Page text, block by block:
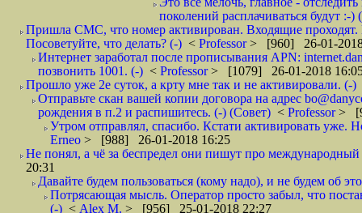
поколений расплачиваться будут :-)
Пришла СМС, что номер активирован. Входящие проходят.
Посоветуйте, что делать? (-) < Professor> [960] 26-01-
Интернет заработал после прописывания APN:
позвонить 1001. (-) < Professor> [1079] 26-01-2018
Прошло уже 2е суток, а крту мне так и не активировали. (-)
Отправьте скан вашей копии договора на адрес
рождения в п.2 и распишитесь. (-) (Совет) < Professor>
Утром отправлял, спасибо. Кстати активировать уже.
Erneo > [988] 26-01-2018 16:25
Не понял, а чё за беспредел они пишут про
20:31
Давайте будем пользоваться (кому надо), и не будем об
Потрясающая мысль. Оператор просто забыл, что
(-) < Alex M. > [956] 25-01-2018 22:27